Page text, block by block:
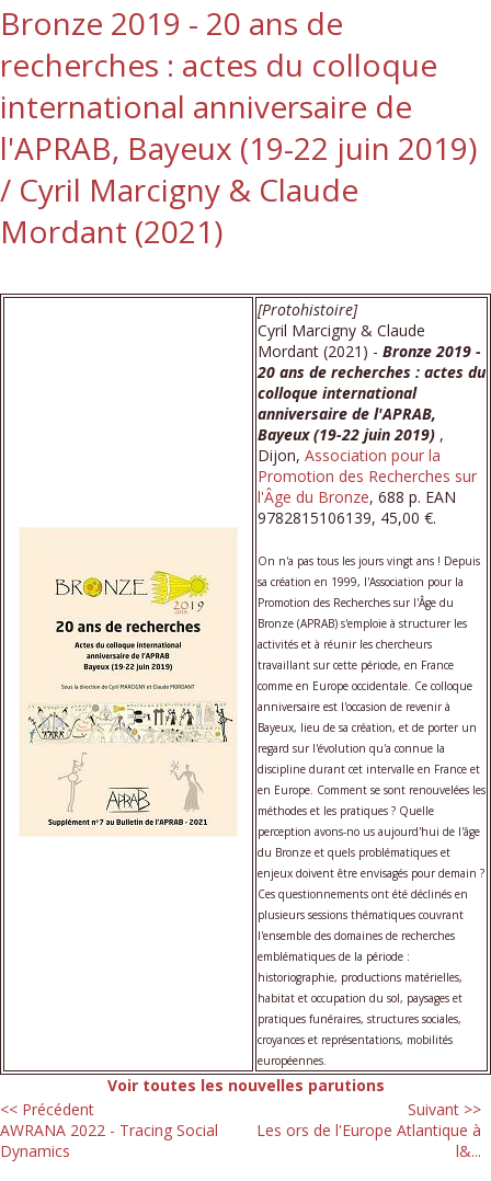
Bronze 2019 - 20 ans de
recherches : actes du colloque
international anniversaire de
l'APRAB, Bayeux (19-22 juin 2019)
/ Cyril Marcigny & Claude
Mordant (2021)
[Protohistoire]
Cyril Marcigny & Claude
Mordant (2021) - Bronze 2019 -
20 ans de recherches : actes du
colloque international
anniversaire de l'APRAB,
Bayeux (19-22 juin 2019) ,
Dijon, Association pour la
Promotion des Recherches sur
l'Âge du Bronze, 688 p. EAN
9782815106139, 45,00 €.
On n'a pas tous les jours vingt ans ! Depuis
sa création en 1999, l'Association pour la
Promotion des Recherches sur l'Âge du
Bronze (APRAB) s'emploie à structurer les
activités et à réunir les chercheurs
travaillant sur cette période, en France
comme en Europe occidentale. Ce colloque
anniversaire est l'occasion de revenir à
Bayeux, lieu de sa création, et de porter un
regard sur l'évolution qu'a connue la
discipline durant cet intervalle en France et
en Europe. Comment se sont renouvelées les
méthodes et les pratiques ? Quelle
perception avons-no us aujourd'hui de l'âge
du Bronze et quels problématiques et
enjeux doivent être envisagés pour demain ?
Ces questionnements ont été déclinés en
plusieurs sessions thématiques couvrant
l'ensemble des domaines de recherches
emblématiques de la période :
historiographie, productions matérielles,
habitat et occupation du sol, paysages et
pratiques funéraires, structures sociales,
croyances et représentations, mobilités
européennes.
Voir toutes les nouvelles parutions
<< Précédent
AWRANA 2022 - Tracing Social
Dynamics
Suivant >>
Les ors de l'Europe Atlantique à
l&...